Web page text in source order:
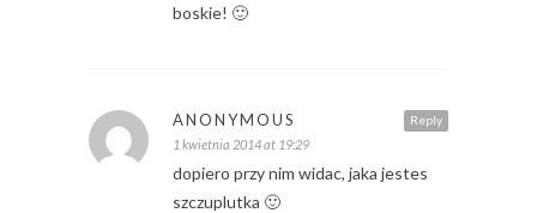
boskie! 🙂
Reply
ANONYMOUS
1 kwietnia 2014 at 19:29
dopiero przy nim widac, jaka jestes
szczuplutka 🙂